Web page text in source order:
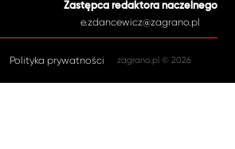
Zastępca redaktora naczelnego
e.zdancewicz@zagrano.pl
Polityka prywatności zagrano.pl © 2026